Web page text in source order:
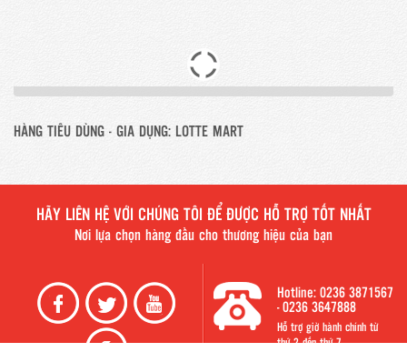
HÀNG TIÊU DÙNG - GIA DỤNG: LOTTE MART
HÃY LIÊN HỆ VỚI CHÚNG TÔI ĐỂ ĐƯỢC HỖ TRỢ TỐT NHẤT
Nơi lựa chọn hàng đầu cho thương hiệu của bạn
Hotline: 0236 3871567
- 0236 3647888
Hỗ trợ giờ hành chính từ
thứ 2 đến thứ 7